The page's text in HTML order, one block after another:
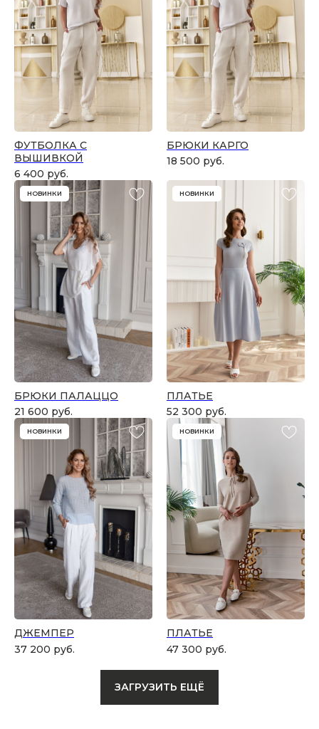
ФУТБОЛКА С
ВЫШИВКОЙ
6 400 руб.
БРЮКИ КАРГО
18 500 руб.
НОВИНКИ
БРЮКИ ПАЛАЦЦО
21 600 руб.
НОВИНКИ
ПЛАТЬЕ
52 300 руб.
НОВИНКИ
ДЖЕМПЕР
37 200 руб.
НОВИНКИ
ПЛАТЬЕ
47 300 руб.
ЗАГРУЗИТЬ ЕЩЁ